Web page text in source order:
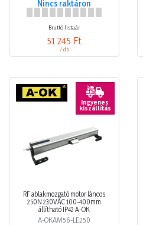
Nincs raktáron
Bruttó listaár
51 245 Ft
/ db
Ingyenes
kiszállítás
RF ablakmozgató motor láncos
250N 230VAC 100-400mm
állítható IP42 A-OK
A-OKAM56-LE250